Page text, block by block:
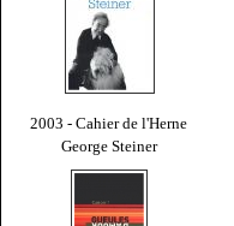
2003 - Cahier de l'Herne
George Steiner